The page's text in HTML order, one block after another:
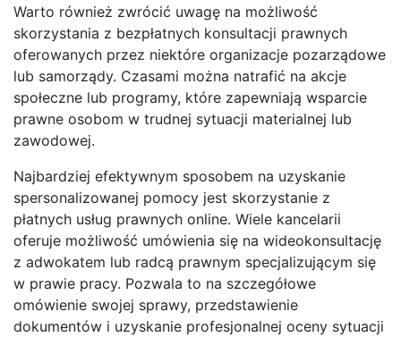
Warto również zwrócić uwagę na możliwość
skorzystania z bezpłatnych konsultacji prawnych
oferowanych przez niektóre organizacje pozarządowe
lub samorządy. Czasami można natrafić na akcje
społeczne lub programy, które zapewniają wsparcie
prawne osobom w trudnej sytuacji materialnej lub
zawodowej.
Najbardziej efektywnym sposobem na uzyskanie
spersonalizowanej pomocy jest skorzystanie z
płatnych usług prawnych online. Wiele kancelarii
oferuje możliwość umówienia się na wideokonsultację
z adwokatem lub radcą prawnym specjalizującym się
w prawie pracy. Pozwala to na szczegółowe
omówienie swojej sprawy, przedstawienie
dokumentów i uzyskanie profesjonalnej oceny sytuacji